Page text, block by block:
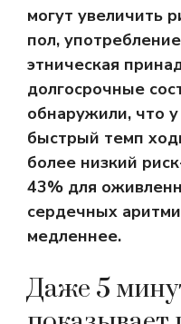
могут увеличить
пол,
этническая
долгосрочные
обнаружили, что
быстрый темп
более низкий
43% для
сердечных
медленнее.
Даже 5